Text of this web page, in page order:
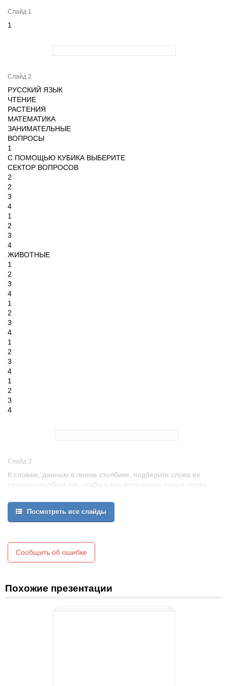
Слайд 1
1
Слайд 2
РУССКИЙ ЯЗЫК
ЧТЕНИЕ
РАСТЕНИЯ
МАТЕМАТИКА
ЗАНИМАТЕЛЬНЫЕ
ВОПРОСЫ
1
С ПОМОЩЬЮ КУБИКА ВЫБЕРИТЕ
СЕКТОР ВОПРОСОВ
2
2
3
4
1
2
3
4
ЖИВОТНЫЕ
1
2
3
4
1
2
3
4
1
2
3
4
1
2
3
4
Слайд 3
К словам, данным в левом столбике, подберите слова из
правого столбика так, чтобы у вас получились новые слова.
приз овод
сено рис
кипа вал
3
Посмотреть все слайды
Сообщить об ошибке
Похожие презентации